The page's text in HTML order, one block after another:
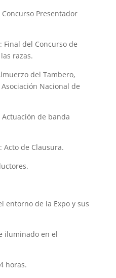
Presentador
Final del Concurso de
razas.
del Tambero,
Nacional de
de banda
Acto de Clausura.
entorno de la Expo y sus
iluminado en el
horas.